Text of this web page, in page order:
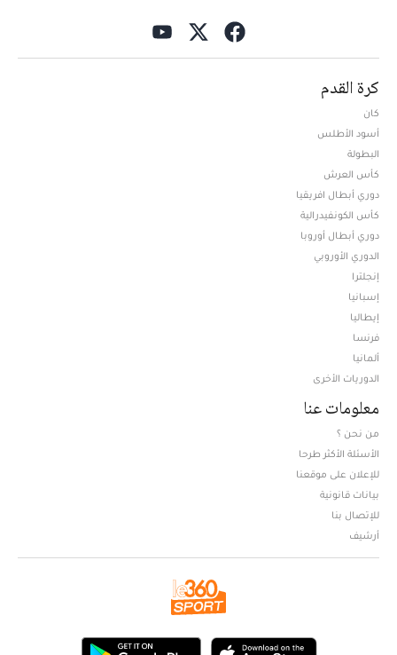
كرة القدم
كان
أسود الأطلس
البطولة
كأس العرش
دوري أبطال افريقيا
كأس الكونفيدرالية
دوري أبطال أوروبا
الدوري الأوروبي
إنجلترا
إسبانيا
إيطاليا
فرنسا
ألمانيا
الدوريات الأخرى
معلومات عنا
من نحن ؟
الأسئلة الأكثر طرحا
للإعلان على موقعنا
بيانات قانونية
للإتصال بنا
أرشيف